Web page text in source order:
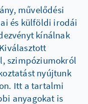
művelődési
és külföldi irodái
kínálnak
szimpóziumokról
nyújtunk
Itt a tartalmi
anyagokat is